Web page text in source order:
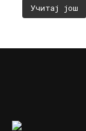
Учитај још